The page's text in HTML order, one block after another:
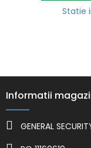
Statie
Informatii
GENERAL